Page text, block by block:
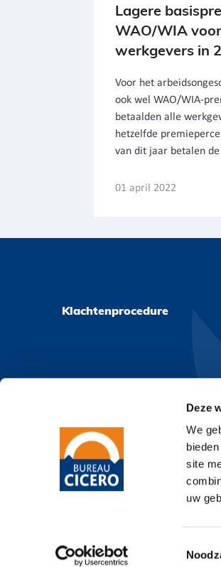
Deze
We
site
uw
Lagere
WAO/WIA
werkgevers in
Voor het
ook wel WAO/WIA-
betaalden alle
hetzelfde
van dit jaar betalen
01 april 2022
Klachtenprocedure